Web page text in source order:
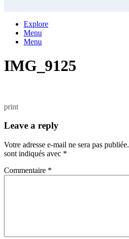
Explore
Menu
Menu
IMG_9125
print
Leave a reply
Votre adresse e-mail ne sera pas publiée.
sont indiqués avec *
Commentaire *